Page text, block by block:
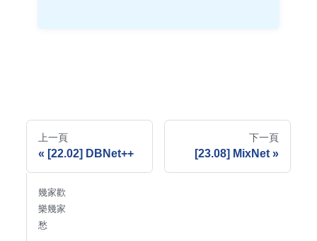
上一頁
[22.02] DBNet++
下一頁
[23.08] MixNet
幾家歡
樂幾家
愁